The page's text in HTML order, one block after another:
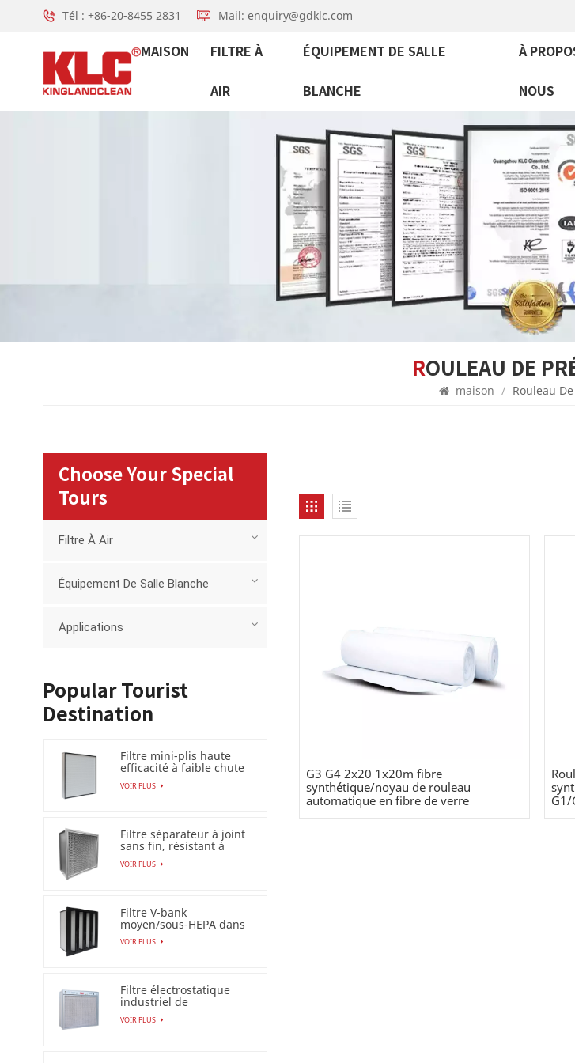
Tél : +86-20-8455 2831 Mail: enquiry@gdklc.com
MAISON FILTRE À
AIR
ÉQUIPEMENT DE SALLE
BLANCHE
À
NOUS
ROULEAU DE
maison / Rouleau
G3 G4 2x20 1x20m fibre
synthétique/noyau de rouleau
automatique en fibre de verre
G1/
Choose Your Special
Tours
Filtre À Air
Équipement De Salle Blanche
Applications
Popular Tourist
Destination
Filtre mini-plis haute
efficacité à faible chute
de pression (HEPA
/ULPA)
VOIR PLUS
Filtre séparateur à joint
sans fin, résistant à
l'humidité à 100 %
VOIR PLUS
Filtre V-bank
moyen/sous-HEPA dans
un cadre en plastique
VOIR PLUS
Filtre électrostatique
industriel de
précipitateur pour le
filtre à air Esp
VOIR PLUS